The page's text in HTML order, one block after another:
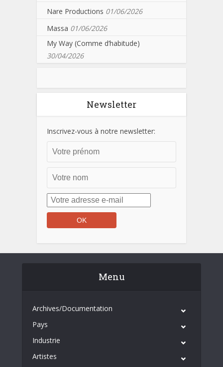
Nare Productions 01/06/2026
Massa 01/06/2026
My Way (Comme d’habitude)
30/04/2026
Newsletter
Inscrivez-vous à notre newsletter:
Menu
Archives/Documentation
Pays
Industrie
Artistes